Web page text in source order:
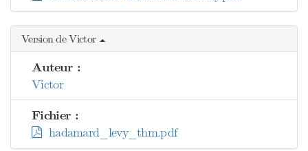
Version de Victor
Auteur :
Victor
Fichier :
hadamard_levy_thm.pdf